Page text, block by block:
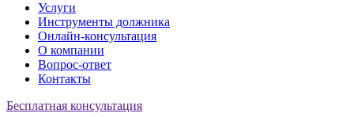
Услуги
Инструменты должника
Онлайн-консультация
О компании
Вопрос-ответ
Контакты
Бесплатная консультация